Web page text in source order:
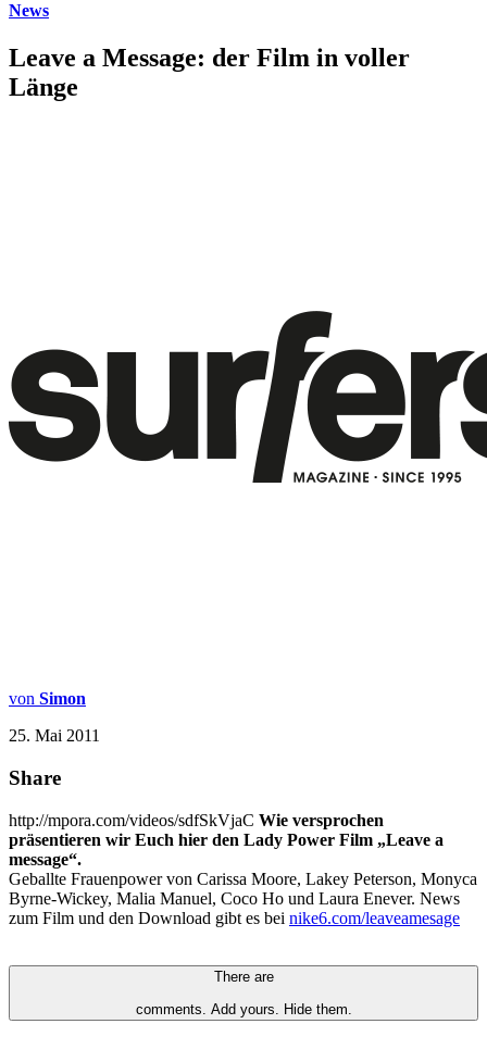
News
Leave a Message: der Film in voller
Länge
von Simon
25. Mai 2011
Share
http://mpora.com/videos/sdfSkVjaC Wie versprochen
präsentieren wir Euch hier den Lady Power Film „Leave a
message“.
Geballte Frauenpower von Carissa Moore, Lakey Peterson, Monyca
Byrne-Wickey, Malia Manuel, Coco Ho und Laura Enever. News
zum Film und den Download gibt es bei nike6.com/leaveamesage
There are
comments. Add yours. Hide them.